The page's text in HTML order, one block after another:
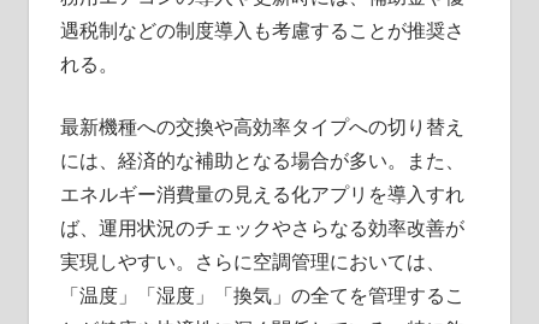
遇税制などの制度導入も考慮することが推奨さ
れる。
最新機種への交換や高効率タイプへの切り替え
には、経済的な補助となる場合が多い。また、
エネルギー消費量の見える化アプリを導入すれ
ば、運用状況のチェックやさらなる効率改善が
実現しやすい。さらに空調管理においては、
「温度」「湿度」「換気」の全てを管理するこ